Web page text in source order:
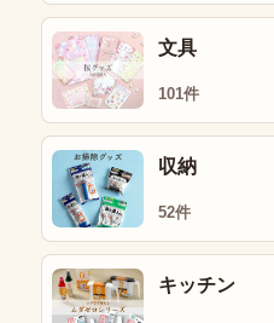
文具
101件
収納
52件
キッチン